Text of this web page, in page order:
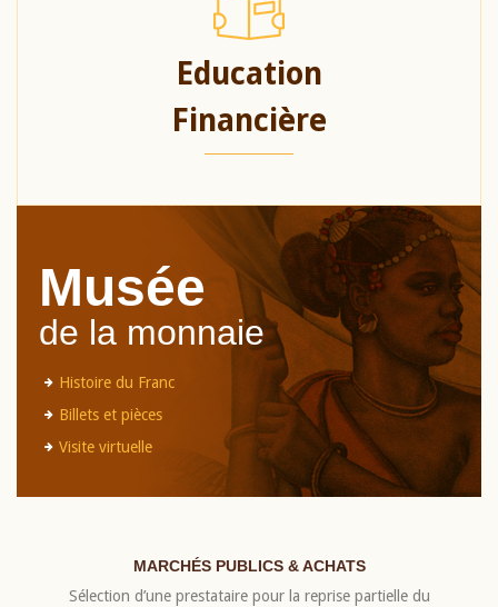
Education
Financière
Musée
de la monnaie
Histoire du Franc
Billets et pièces
Visite virtuelle
MARCHÉS PUBLICS & ACHATS
Sélection d’une prestataire pour la reprise partielle du